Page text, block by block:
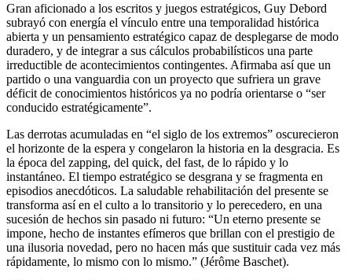
Gran aficionado a los escritos y juegos estratégicos, Guy Debord
subrayó con energía el vínculo entre una temporalidad histórica
abierta y un pensamiento estratégico capaz de desplegarse de modo
duradero, y de integrar a sus cálculos probabilísticos una parte
irreductible de acontecimientos contingentes. Afirmaba así que un
partido o una vanguardia con un proyecto que sufriera un grave
déficit de conocimientos históricos ya no podría orientarse o “ser
conducido estratégicamente”.
Las derrotas acumuladas en “el siglo de los extremos” oscurecieron
el horizonte de la espera y congelaron la historia en la desgracia. Es
la época del zapping, del quick, del fast, de lo rápido y lo
instantáneo. El tiempo estratégico se desgrana y se fragmenta en
episodios anecdóticos. La saludable rehabilitación del presente se
transforma así en el culto a lo transitorio y lo perecedero, en una
sucesión de hechos sin pasado ni futuro: “Un eterno presente se
impone, hecho de instantes efímeros que brillan con el prestigio de
una ilusoria novedad, pero no hacen más que sustituir cada vez más
rápidamente, lo mismo con lo mismo.” (Jérôme Baschet).